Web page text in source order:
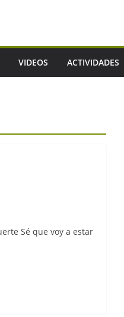
VIDEOS ACTIVIDADES
Sé que voy a estar